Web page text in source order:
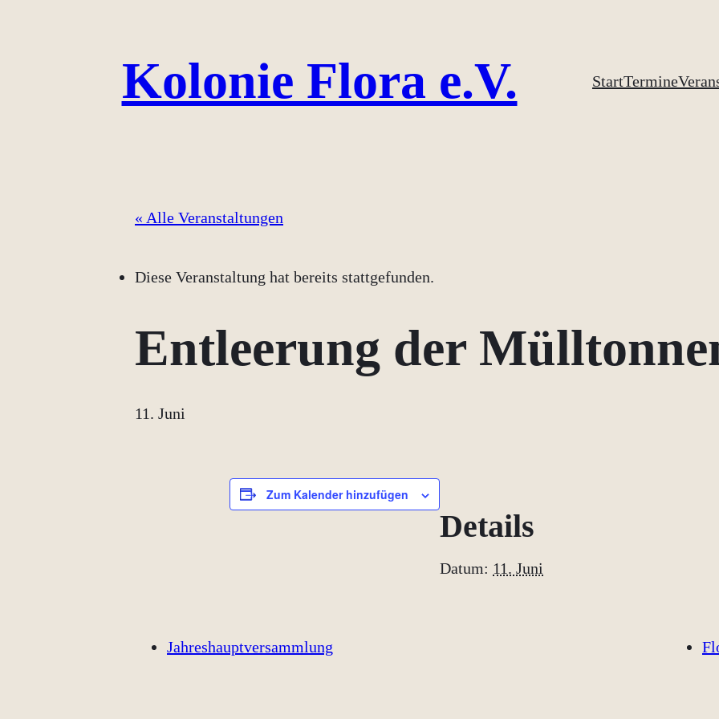
Kolonie Flora e.V. StartTermine
« Alle Veranstaltungen
Diese Veranstaltung hat bereits stattgefunden.
Entleerung der
11. Juni
Zum Kalender hinzufügen
Details
Datum: 11. Juni
Jahreshauptversammlung